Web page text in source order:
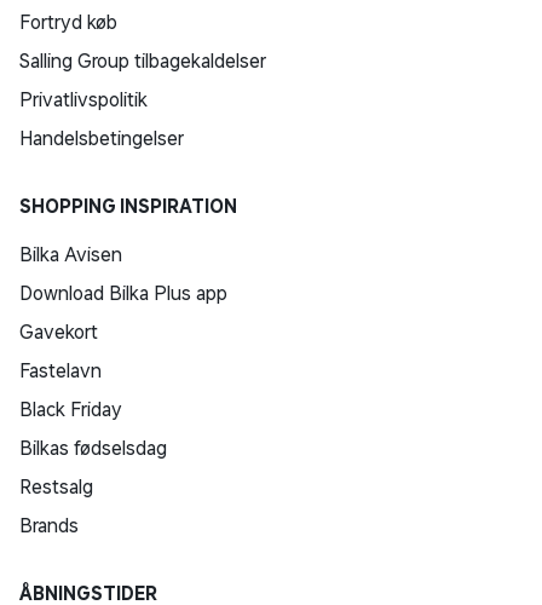
Fortryd køb
Salling Group tilbagekaldelser
Privatlivspolitik
Handelsbetingelser
SHOPPING INSPIRATION
Bilka Avisen
Download Bilka Plus app
Gavekort
Fastelavn
Black Friday
Bilkas fødselsdag
Restsalg
Brands
ÅBNINGSTIDER